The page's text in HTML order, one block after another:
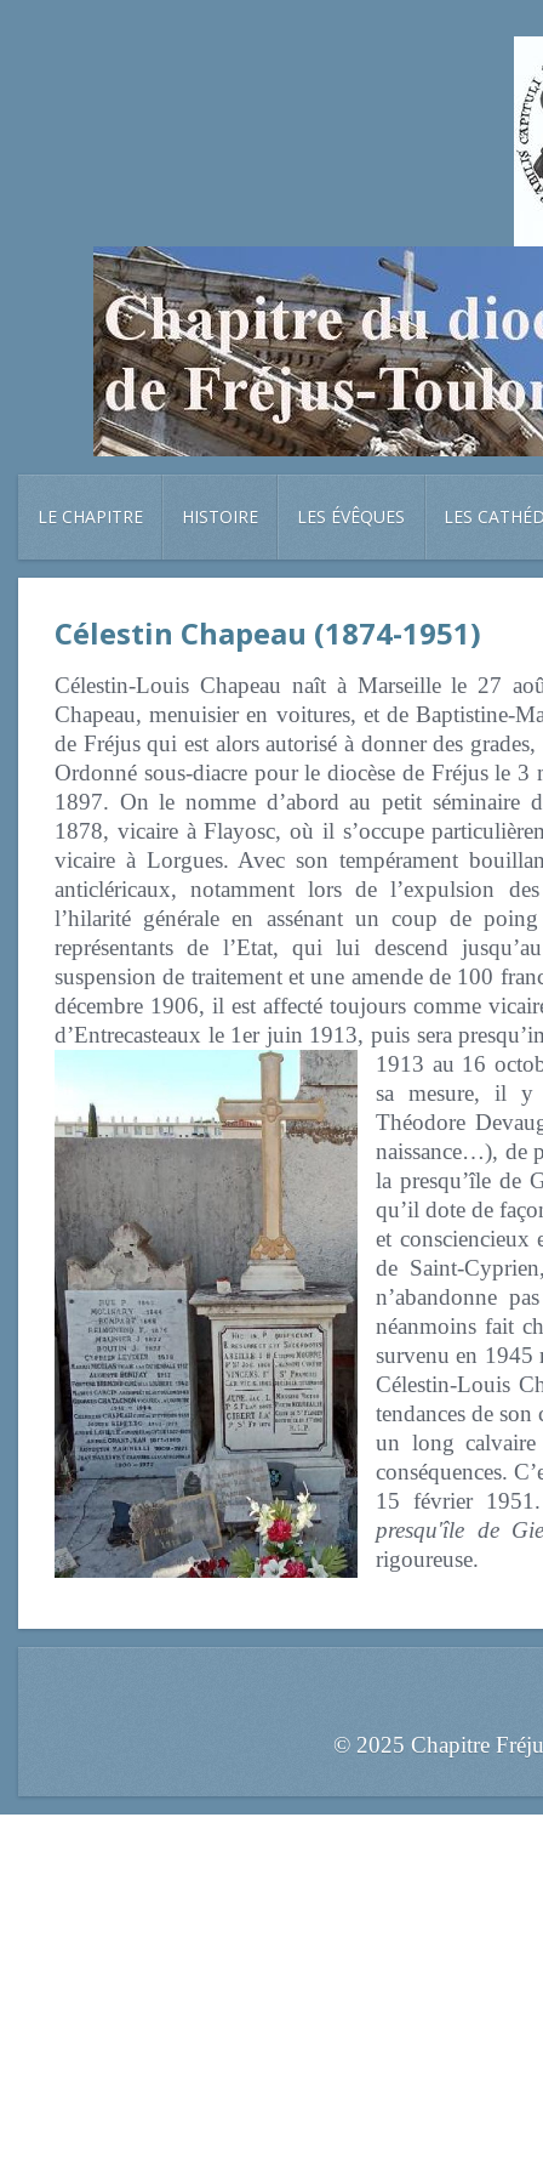
LE CHAPITRE HISTOIRE LES ÉVÊQUES LES
Célestin Chapeau (1874-1951)
Célestin-Louis Chapeau naît à Marseille le 27
Chapeau, menuisier en voitures, et de Baptistine-
de Fréjus qui est alors autorisé à donner des
Ordonné sous-diacre pour le diocèse de Fréjus le
1897. On le nomme d’abord au petit séminaire
1878, vicaire à Flayosc, où il s’occupe
vicaire à Lorgues. Avec son tempérament
anticléricaux, notamment lors de l’expulsion
l’hilarité générale en assénant un coup de
représentants de l’Etat, qui lui descend
suspension de traitement et une amende de 100
décembre 1906, il est affecté toujours comme
d’Entrecasteaux le 1er juin 1913, puis sera
1913 au 16
sa mesure, il y
Théodore
naissance…), de
la presqu’île de
qu’il dote de
et consciencieux
de Saint-
n’abandonne
néanmoins fait
survenu en 1945
Célestin-Louis
tendances de
un long calvaire
conséquences.
15 février
presqu'île de
rigoureuse.
© 2025 Chapitre